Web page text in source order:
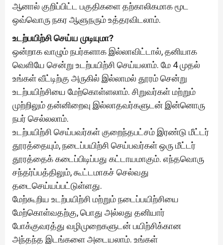
ஆனால் குறிப்பிட்ட பகுதிகளை தற்காலிகமாக மூட
ஒவ்வொரு நகர ஆளுநரும் உத்தரவிடலாம்.
உடற்பயிற்சி செய்ய முடியுமா?
ஒன்றாக வாழும் நபர்களாக இல்லாவிட்டால், தனியாக
வெளியே சென்று உடற்பயிற்சி செய்யலாம். மே 4 முதல்
உங்கள் வீட்டிற்கு அருகில் இல்லாமல் தூரம் சென்று
உடற்பயிற்சியை மேற்கொள்ளலாம். சிறுவர்கள் மற்றும்
முற்றிலும் தன்னிறைவு இல்லாதவர்களுடன் இன்னொரு
நபர் செல்லலாம்.
உடற்பயிற்சி செய்பவர்கள் குறைந்தபட்சம் இரண்டு மீட்டர்
தூரத்தையும், நடைப்பயிற்சி செய்பவர்கள் ஒரு மீட்டர்
தூரத்தைக் கடைப்பிடிப்பது கட்டாயமாகும். எந்தவொரு
சந்தர்ப்பத்திலும், கூட்டமாகச் செல்வது
தடைசெய்யப்பட்டுள்ளது.
மேற்கூறிய உடற்பயிற்சி மற்றும் நடைப்பயிற்சியை
மேற்கொள்வதற்கு, பொது அல்லது தனியார்
போக்குவரத்து வழிமுறைகளுடன் பயிற்சிக்கான
அந்தந்த இடங்களை அடையலாம். உங்கள்